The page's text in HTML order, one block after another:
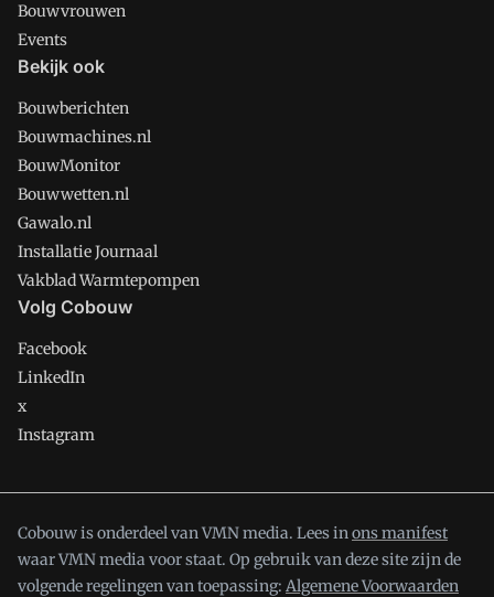
Bouwvrouwen
Events
Bekijk ook
Bouwberichten
Bouwmachines.nl
BouwMonitor
Bouwwetten.nl
Gawalo.nl
Installatie Journaal
Vakblad Warmtepompen
Volg Cobouw
Facebook
LinkedIn
x
Instagram
Cobouw is onderdeel van VMN media. Lees inons manifest
waar VMN media voor staat. Op gebruik van deze site zijn de
volgende regelingen van toepassing: Algemene Voorwaarden